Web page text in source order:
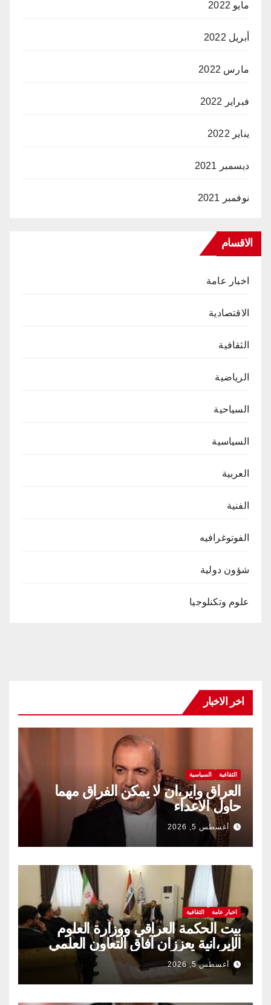
مايو 2022
أبريل 2022
مارس 2022
فبراير 2022
يناير 2022
ديسمبر 2021
نوفمبر 2021
الاقسام
اخبار عامة
الاقتصادية
الثقافية
الرياضية
السياحية
السياسية
العربية
الفنية
الفوتوغرافيه
شؤون دولية
علوم وتكنلوجيا
اخر الاخبار
الثقافية السياسية
العراق واير،ان لا يمكن الفراق مهما
حاول الاعداء
أغسطس 5, 2026
اخبار عامة الثقافية
بيت الحكمة العراقي ووزارة العلوم
الإير،انية يعززان آفاق التعاون العلمي
والثقافي.
أغسطس 5, 2026